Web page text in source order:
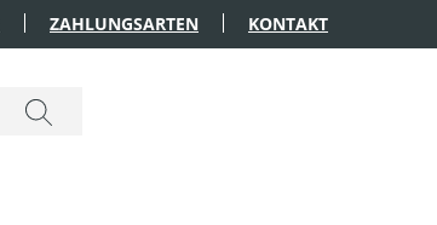
ZAHLUNGSARTEN KONTAKT